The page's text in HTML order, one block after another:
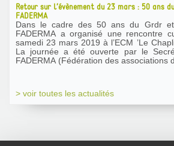
Retour sur l’évènement du 23 mars : 50 ans
FADERMA
Dans le cadre des 50 ans du Grdr
FADERMA a organisé une rencontre
samedi 23 mars 2019 à l’ECM ’Le
La journée a été ouverte par le
FADERMA (Fédération des
> voir toutes les actualités